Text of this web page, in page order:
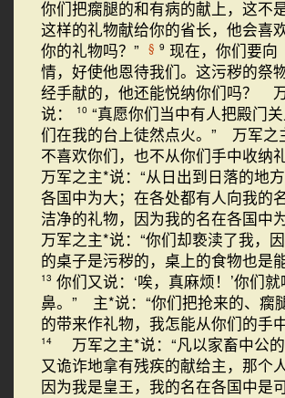
你们把瘸腿的和有病的献上，这不
这样的礼物献给你的省长，他会喜
你的礼物吗？”
§ 9 现在，你们要
情，好使他恩待我们。这污秽的祭
经手献的，他还能悦纳你们吗？
说：
10 “真愿你们当中有人把殿门
们在我的台上徒然点火。” 万军之
不喜欢你们，也不从你们手中收纳
万军之主*说：“从日出到日落的地
各国中为大；在各处都有人向我的
洁净的礼物，因为我的名在各国中
万军之主*说：“你们却亵渎了我，
的桌子是污秽的，桌上的食物也是
13 你们又说：‘唉，真麻烦！’你们
鼻。” 主*说：“你们把抢来的、瘸
的带来作礼物，我怎能从你们的手
14
万军之主*说：“凡以家畜中公
又诡诈地拿有残疾的献给主，那个
因为我是皇王，我的名在各国中是